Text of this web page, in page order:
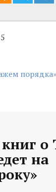
порядка»
о
на